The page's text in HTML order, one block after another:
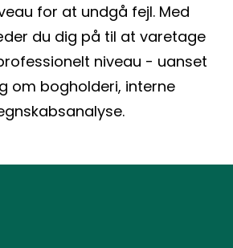
for at undgå fejl. Med
du dig på til at varetage
niveau - uanset
om bogholderi, interne